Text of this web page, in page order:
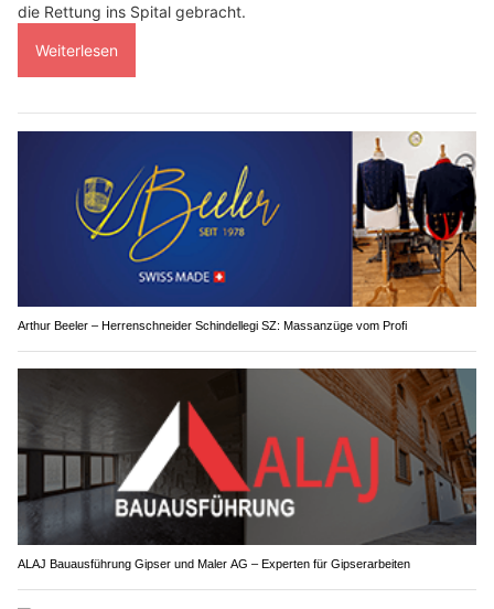
die Rettung ins Spital gebracht.
Weiterlesen
Arthur Beeler – Herrenschneider Schindellegi SZ: Massanzüge vom Profi
ALAJ Bauausführung Gipser und Maler AG – Experten für Gipserarbeiten